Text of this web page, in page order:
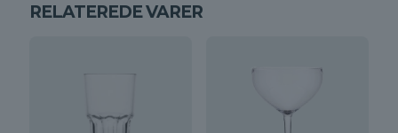
RELATEREDE VARER